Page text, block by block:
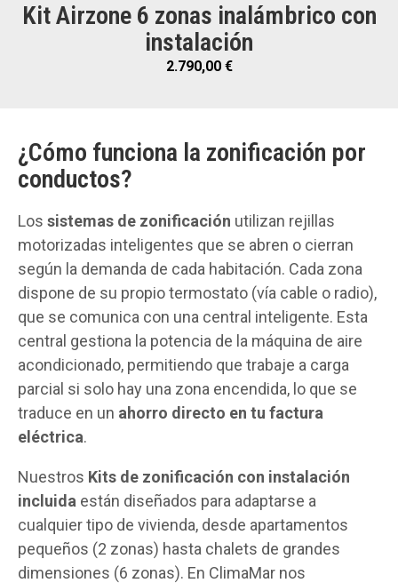
Kit Airzone 6 zonas inalámbrico con
instalación
2.790,00 €
¿Cómo funciona la zonificación por
conductos?
Los sistemas de zonificación utilizan rejillas
motorizadas inteligentes que se abren o cierran
según la demanda de cada habitación. Cada zona
dispone de su propio termostato (vía cable o radio),
que se comunica con una central inteligente. Esta
central gestiona la potencia de la máquina de aire
acondicionado, permitiendo que trabaje a carga
parcial si solo hay una zona encendida, lo que se
traduce en un ahorro directo en tu factura
eléctrica.
Nuestros Kits de zonificación con instalación
incluida están diseñados para adaptarse a
cualquier tipo de vivienda, desde apartamentos
pequeños (2 zonas) hasta chalets de grandes
dimensiones (6 zonas). En ClimaMar nos